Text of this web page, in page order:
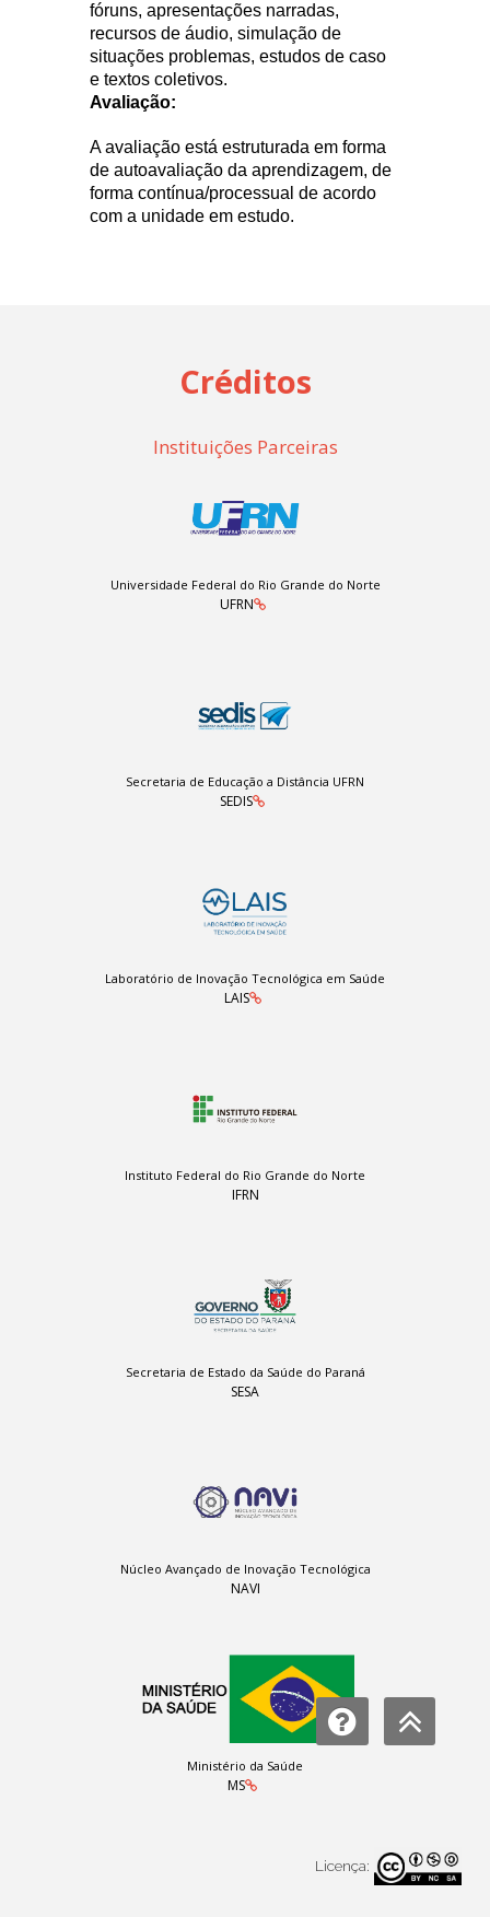
fóruns, apresentações narradas,
recursos de áudio, simulação de
situações problemas, estudos de caso
e textos coletivos.
Avaliação:
A avaliação está estruturada em forma
de autoavaliação da aprendizagem, de
forma contínua/processual de acordo
com a unidade em estudo.
Créditos
Instituições Parceiras
Universidade Federal do Rio Grande do Norte
UFRN
Secretaria de Educação a Distância UFRN
SEDIS
Laboratório de Inovação Tecnológica em Saúde
LAIS
Instituto Federal do Rio Grande do Norte
IFRN
Secretaria de Estado da Saúde do Paraná
SESA
Núcleo Avançado de Inovação Tecnológica
NAVI
Ministério da Saúde
MS
Licença: